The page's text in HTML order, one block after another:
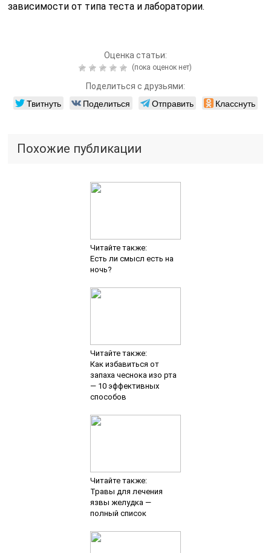
зависимости от типа теста и лаборатории.
Оценка статьи:
(пока оценок нет)
Поделиться с друзьями:
Твитнуть Поделиться Отправить Класснуть
Похожие публикации
Читайте также:
Есть ли смысл есть на
ночь?
Читайте также:
Как избавиться от
запаха чеснока изо рта
— 10 эффективных
способов
Читайте также:
Травы для лечения
язвы желудка —
полный список